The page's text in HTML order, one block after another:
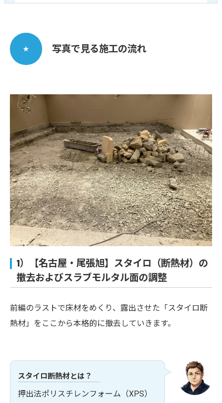
写真で見る施工の流れ
★
1）【名古屋・尾張旭】スタイロ（断熱材）の
撤去およびスラブモルタル面の調整
前編のラストで床材をめくり、露出させた「スタイロ断
熱材」をここから本格的に撤去していきます。
スタイロ断熱材とは？
押出法ポリスチレンフォーム（XPS）